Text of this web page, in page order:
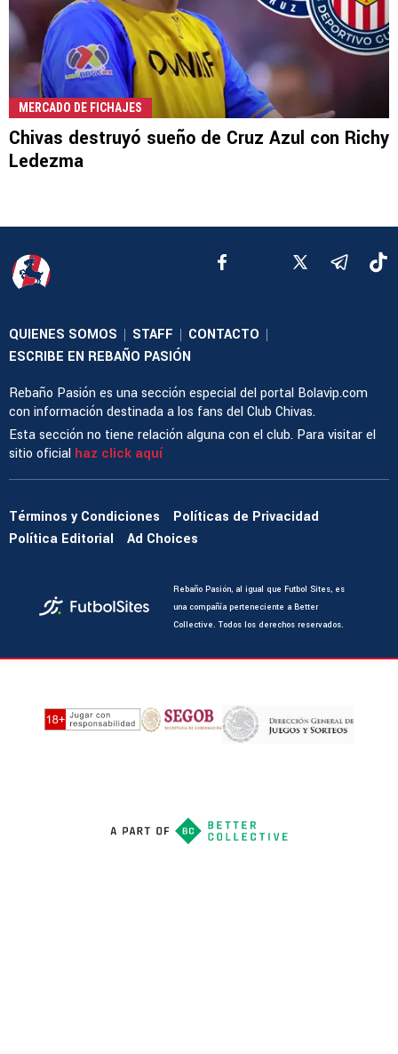
MERCADO DE FICHAJES
Chivas destruyó sueño de Cruz Azul con Richy
Ledezma
QUIENES SOMOS | STAFF | CONTACTO |
ESCRIBE EN REBAÑO PASIÓN
Rebaño Pasión es una sección especial del portal Bolavip.com
con información destinada a los fans del Club Chivas.
Esta sección no tiene relación alguna con el club. Para visitar el
sitio oficial haz click aquí
Términos y Condiciones
Políticas de Privacidad
Política Editorial
Ad Choices
Rebaño Pasión, al igual que Futbol Sites, es
una compañía perteneciente a Better
Collective. Todos los derechos reservados.